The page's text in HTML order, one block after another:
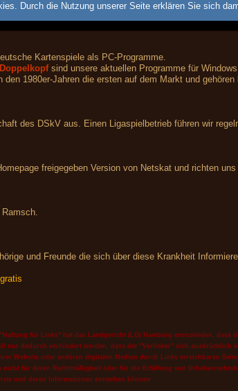
Durch die Nutzung unserer Seite erklären Sie sich
Kartenspiele als PC-Programme.
sind unsere aktuellen Programme für
den 1980er-Jahren die ersten auf dem Markt und
des DSkV aus. Einen Ligaspielbetrieb führen wir
freigegeben Version von Netskat und richten
und Freunde die sich über diese Krankheit
"Haftung für Links" hat das Landgericht (LG) Hamburg entschieden,
nur dadurch verhindert werden, dass der "Verlinker" sich
Website oder anderen digitalen Medien durch Links erreichbaren
nicht für deren Rechtmäßigkeit oder für die Erfüllung von
und deren Informationen entstehen können